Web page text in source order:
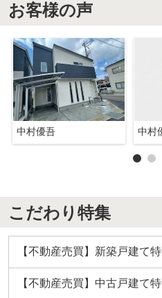
お客様の声
中村優吾 中村
こだわり特集
【不動産売買】新築戸建て
【不動産売買】中古戸建て